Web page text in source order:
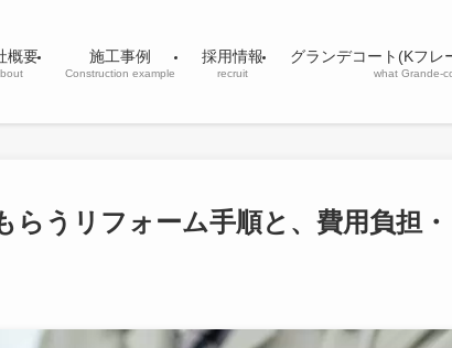
概要 施工事例
Construction example
採用情報
recruit
グランデコート(Kフレ
what Grande-
うリフォーム手順と、費用負担・